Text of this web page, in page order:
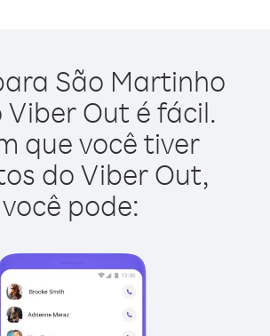
São Martinho
Viber Out é fácil.
que você tiver
do Viber Out,
você pode: